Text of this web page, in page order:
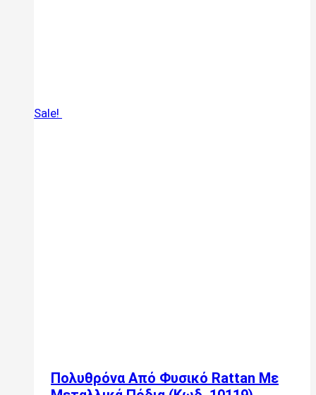
Sale!
Πολυθρόνα Από Φυσικό Rattan Με